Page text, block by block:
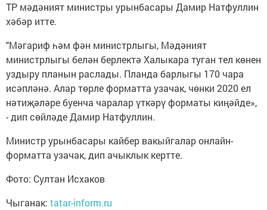
ТР мәдәният министры урынбасары Дамир Натфуллин
хәбәр итте.
"Мәгариф һәм фән министрлыгы, Мәдәният
министрлыгы белән берлектә Халыкара туган тел көнен
уздыру планын раслады. Планда барлыгы 170 чара
исәпләнә. Алар төрле форматта узачак, чөнки 2020 ел
нәтиҗәләре буенча чаралар үткәрү форматы киңәйде»,
- дип сөйләде Дамир Натфуллин.
Министр урынбасары кайбер вакыйгалар онлайн-
форматта узачак, дип ачыклык кертте.
Фото: Султан Исхаков
Чыганак: tatar-inform.ru